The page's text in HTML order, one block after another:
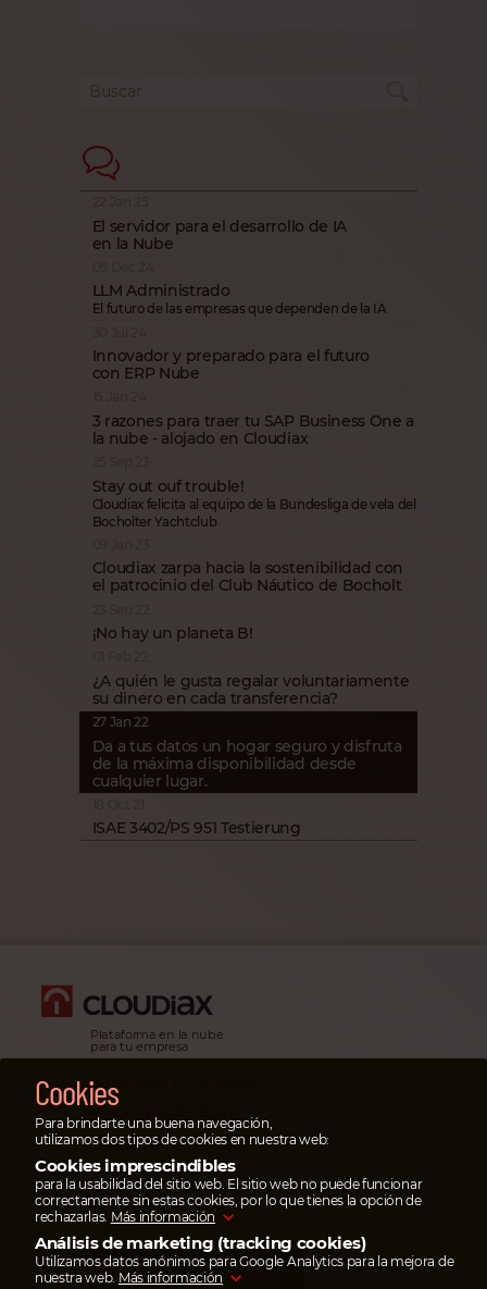
El servidor para el desarrollo de IA
en la Nube
LLM Administrado
El futuro de las empresas que dependen de la IA
Innovador y preparado para el futuro
con ERP Nube
3 razones para traer tu SAP Business One a
la nube - alojado en Cloudiax
Stay out ouf trouble!
Cloudiax felicita al equipo de la Bundesliga de vela del
Bocholter Yachtclub
Cloudiax zarpa hacia la sostenibilidad con
el patrocinio del Club Náutico de Bocholt
¡No hay un planeta B!
¿A quién le gusta regalar voluntariamente
su dinero en cada transferencia?
27 Jan 22
Da a tus datos un hogar seguro y disfruta
de la máxima disponibilidad desde
cualquier lugar.
ISAE 3402/PS 951 Testierung
Plataforma en la nube
para tu empresa
Aviso legal e impressum
Privacidad de datos
Casos de emergencia
En casos de emergencia
escribe un ticket
en el portal de servicios
ollamanuestra línea directa.
AHORRA HASTA 95%
EN TRANSFERENCIAS
Cookies
Para brindarte una buena navegación,
utilizamos dos tipos de cookies en nuestra web:
Cookies imprescindibles
para la usabilidad del sitio web. El sitio web no puede funcionar
correctamente sin estas cookies, por lo que tienes la opción de
rechazarlas. Más información
Análisis de marketing (tracking cookies)
Utilizamos datos anónimos para Google Analytics para la mejora de
nuestra web. Más información